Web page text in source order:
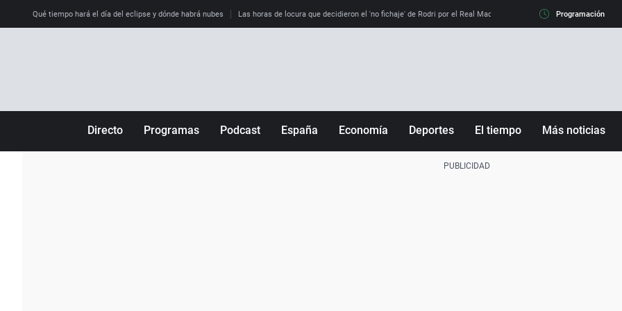
Qué tiempo hará el día del eclipse y dónde habrá nubes Las horas de locura que decidieron el 'no fichaje' de Rodri por el Real Madrid y su 'sí' al Barça La llamada
Programación
Directo Programas Podcast España Economía Deportes El tiempo Más noticias